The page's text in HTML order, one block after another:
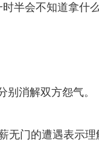
半会不知道拿什
别消解双方怨气。
无门的遭遇表示